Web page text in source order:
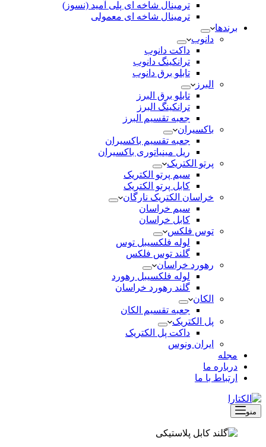
ترمینال شاخه ای پلی آمید (نسوز)
ترمینال شاخه ای معمولی
برندها
دانوب
داکت دانوب
ترانکینگ دانوب
تابلو برق دانوب
البرز
تابلو برق البرز
ترانکینگ البرز
جعبه تقسیم البرز
باکسیران
جعبه تقسیم باکسیران
ریل مینیاتوری باکسیران
پرتو الکتریک
سیم پرتو الکتریک
کابل پرتو الکتریک
خراسان الکتریک نارگان
سیم خراسان
کابل خراسان
توس فلکس
لوله فلکسیبل توس
گلند توس فلکس
رهورد خراسان
لوله فلکسیبل رهورد
گلند رهورد خراسان
الکان
جعبه تقسیم الکان
پل الکتریک
داکت پل الکتریک
ایران ونوس
مجله
درباره ما
ارتباط با ما
منو